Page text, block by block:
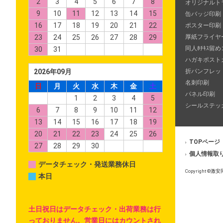
2 3 4 5 6 7
8
9
10 11 12 13 14
15
16
17 18 19 20 21
22
23
24 25 26 27 28
29
30
31
2026年09月
日
月 火 水 木 金
土
1
2 3 4
5
6
7 8 9 10 11
12
13
14 15 16 17 18
19
20
21 22 23 24 25
26
27
28 29 30
データチェック・発送業務休日
本日
土日祝日はデータチェック・出荷業務は行
っておりません。営業日にはカウントされ
オリジナルト
缶バッジ印刷
ポスター印刷
厚紙フライヤ
同人ﾎﾁｷｽ留
ハガキポスト
折パンフレッ
名刺印刷
パネル印刷
シールステッ
TOPページ
個人情報取
Copyright ©激安